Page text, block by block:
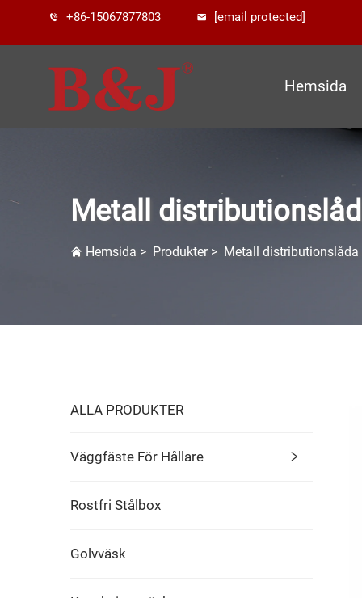
+86-15067877803 [email protected]
Hemsida
Metall
Hemsida > Produkter> Metall distributionslåda
ALLA PRODUKTER
Väggfäste För Hållare
Rostfri Stålbox
Golvväsk